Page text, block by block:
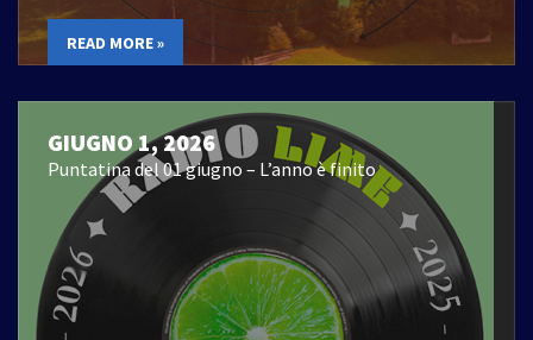
READ MORE »
GIUGNO 1, 2026
Puntatina del 01 giugno – L’anno è finito